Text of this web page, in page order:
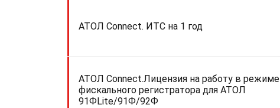
АТОЛ Connect. ИТС на 1 год
АТОЛ Connect.Лицензия на работу в режиме
фискального регистратора для АТОЛ
91ФLite/91Ф/92Ф